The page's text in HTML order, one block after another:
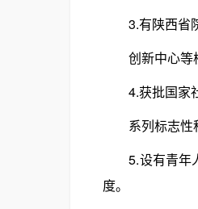
3.有陕西省院
创新中心等校
4.获批国家社
系列标志性科
5.设有青年人
度。